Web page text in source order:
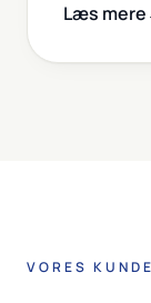
Læs mere
VORES